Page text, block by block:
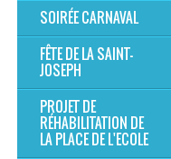
SOIRÉE CARNAVAL
FÊTE DE LA SAINT-
JOSEPH
PROJET DE
RÉHABILITATION DE
LA PLACE DE L'ECOLE